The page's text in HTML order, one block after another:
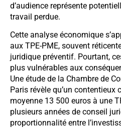
d’audience représente
travail perdue.
Cette analyse économique
aux TPE-PME, souvent
juridique préventif. Pourtant,
plus vulnérables aux
Une étude de la Chambre de
Paris révèle qu’un contentieux
moyenne 13 500 euros à une
plusieurs années de conseil
proportionnalité entre